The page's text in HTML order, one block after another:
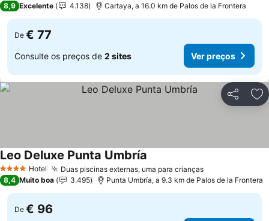
8,9 Excelente 4.138 Cartaya, a 16.0 km de Palos de la Frontera
De € 77
Consulte os preços de 2 sites Ver preços
Partilhar
4 EstrelasHotel Duas piscinas externas, uma para crianças
Leo Deluxe Punta Umbría
8,4 Muito boa 3.495 Punta Umbría, a 9.3 km de Palos de la Frontera
De € 96